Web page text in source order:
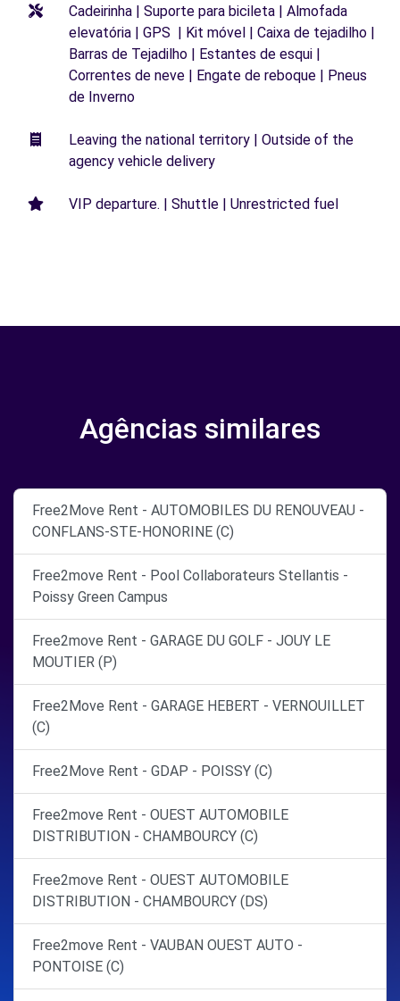
Cadeirinha | Suporte para bicileta | Almofada
elevatória | GPS | Kit móvel | Caixa de tejadilho |
Barras de Tejadilho | Estantes de esqui |
Correntes de neve | Engate de reboque | Pneus
de Inverno
Leaving the national territory | Outside of the
agency vehicle delivery
VIP departure. | Shuttle | Unrestricted fuel
Agências similares
Free2Move Rent - AUTOMOBILES DU RENOUVEAU -
CONFLANS-STE-HONORINE (C)
Free2move Rent - Pool Collaborateurs Stellantis -
Poissy Green Campus
Free2move Rent - GARAGE DU GOLF - JOUY LE
MOUTIER (P)
Free2Move Rent - GARAGE HEBERT - VERNOUILLET
(C)
Free2Move Rent - GDAP - POISSY (C)
Free2move Rent - OUEST AUTOMOBILE
DISTRIBUTION - CHAMBOURCY (C)
Free2move Rent - OUEST AUTOMOBILE
DISTRIBUTION - CHAMBOURCY (DS)
Free2move Rent - VAUBAN OUEST AUTO -
PONTOISE (C)